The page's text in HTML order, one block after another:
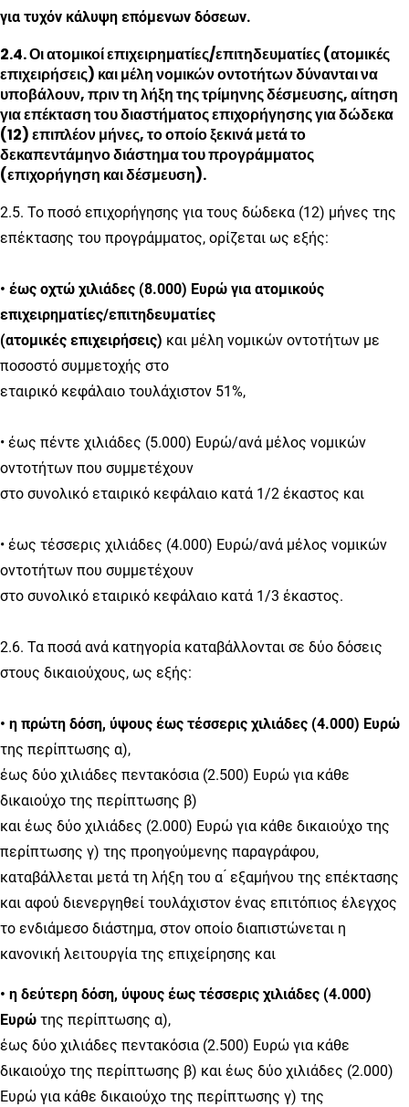
για τυχόν κάλυψη επόμενων δόσεων.
2.4. Οι ατομικοί επιχειρηματίες/επιτηδευματίες (ατομικές
επιχειρήσεις) και μέλη νομικών οντοτήτων δύνανται να
υποβάλουν, πριν τη λήξη της τρίμηνης δέσμευσης, αίτηση
για επέκταση του διαστήματος επιχορήγησης για δώδεκα
(12) επιπλέον μήνες, το οποίο ξεκινά μετά το
δεκαπεντάμηνο διάστημα του προγράμματος
(επιχορήγηση και δέσμευση).
2.5. Το ποσό επιχορήγησης για τους δώδεκα (12) μήνες της
επέκτασης του προγράμματος, ορίζεται ως εξής:
• έως οχτώ χιλιάδες (8.000) Ευρώ για ατομικούς
επιχειρηματίες/επιτηδευματίες
(ατομικές επιχειρήσεις) και μέλη νομικών οντοτήτων με
ποσοστό συμμετοχής στο
εταιρικό κεφάλαιο τουλάχιστον 51%,
• έως πέντε χιλιάδες (5.000) Ευρώ/ανά μέλος νομικών
οντοτήτων που συμμετέχουν
στο συνολικό εταιρικό κεφάλαιο κατά 1/2 έκαστος και
• έως τέσσερις χιλιάδες (4.000) Ευρώ/ανά μέλος νομικών
οντοτήτων που συμμετέχουν
στο συνολικό εταιρικό κεφάλαιο κατά 1/3 έκαστος.
2.6. Τα ποσά ανά κατηγορία καταβάλλονται σε δύο δόσεις
στους δικαιούχους, ως εξής:
• η πρώτη δόση, ύψους έως τέσσερις χιλιάδες (4.000) Ευρώ
της περίπτωσης α),
έως δύο χιλιάδες πεντακόσια (2.500) Ευρώ για κάθε
δικαιούχο της περίπτωσης β)
και έως δύο χιλιάδες (2.000) Ευρώ για κάθε δικαιούχο της
περίπτωσης γ) της προηγούμενης παραγράφου,
καταβάλλεται μετά τη λήξη του α ́ εξαμήνου της επέκτασης
και αφού διενεργηθεί τουλάχιστον ένας επιτόπιος έλεγχος
το ενδιάμεσο διάστημα, στον οποίο διαπιστώνεται η
κανονική λειτουργία της επιχείρησης και
• η δεύτερη δόση, ύψους έως τέσσερις χιλιάδες (4.000)
Ευρώ της περίπτωσης α),
έως δύο χιλιάδες πεντακόσια (2.500) Ευρώ για κάθε
δικαιούχο της περίπτωσης β) και έως δύο χιλιάδες (2.000)
Ευρώ για κάθε δικαιούχο της περίπτωσης γ) της